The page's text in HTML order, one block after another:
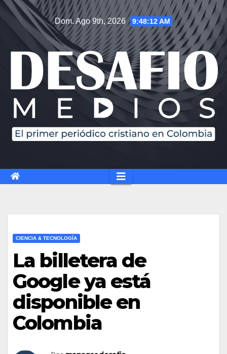
Dom. Ago 9th, 2026 9:48:13 AM
CIENCIA & TECNOLOGÍA
La billetera de
Google ya está
disponible en
Colombia